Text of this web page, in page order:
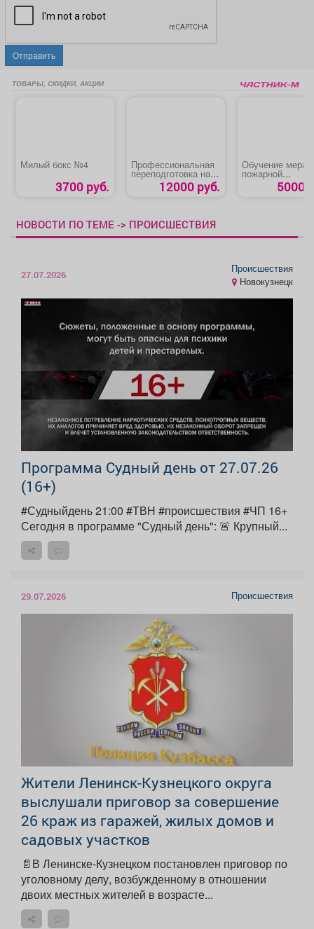
Отправить
ТОВАРЫ, СКИДКИ, АКЦИИ
Милый бокс №4
3700 руб.
Профессиональная
переподготовка на
специалиста по
охране труда
Охрана труда»
12000 руб.
Обучение мерам
пожарной
безопасности
5000
НОВОСТИ ПО ТЕМЕ -> ПРОИСШЕСТВИЯ
27.07.2026
Происшествия
Новокузнецк
Программа Судный день от 27.07.26
(16+)
#Судныйдень 21:00 #ТВН #происшествия #ЧП 16+
Сегодня в программе "Судный день": 🚨 Крупный...
29.07.2026 Происшествия
Жители Ленинск-Кузнецкого округа
выслушали приговор за совершение
26 краж из гаражей, жилых домов и
садовых участков
📄В Ленинске-Кузнецком постановлен приговор по
уголовному делу, возбужденному в отношении
двоих местных жителей в возрасте...